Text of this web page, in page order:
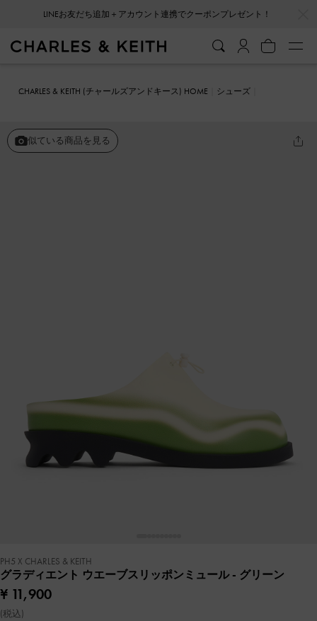
LINEお友だち追加＋アカウント連携でクーポンプレゼント！
CHARLES & KEITH (チャールズアンドキース) HOME
シューズ
似ている商品を見る
PH5 X CHARLES & KEITH
グラディエント ウエーブスリッポンミュール- グリーン
¥ 11,900
(税込)